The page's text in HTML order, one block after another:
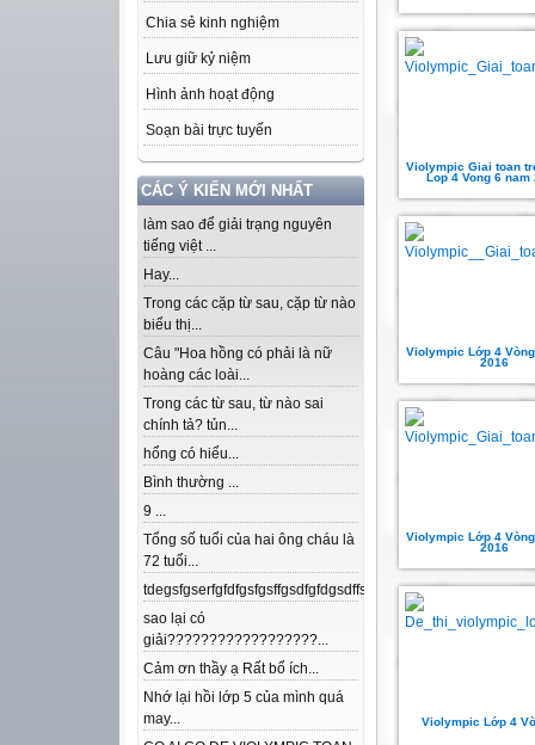
Chia sẻ kinh nghiệm
Lưu giữ kỷ niệm
Hình ảnh hoạt động
Soạn bài trực tuyến
CÁC Ý KIẾN MỚI NHẤT
làm sao để giải trạng nguyên
tiếng việt ...
Hay...
Trong các cặp từ sau, cặp từ nào
biểu thị...
Câu "Hoa hồng có phải là nữ
hoàng các loài...
Trong các từ sau, từ nào sai
chính tả? tủn...
hổng có hiểu...
Bình thường ...
9 ...
Tổng số tuổi của hai ông cháu là
72 tuổi...
sao lại có
giải??????????????????...
Cảm ơn thầy ạ Rất bổ ích...
Nhớ lại hồi lớp 5 của mình quá
may...
Violympic Giai toan
Lop 4 Vong 6 nam
Violympic Lớp 4
2016
Violympic Lớp 4
2016
Violympic Lớp 4